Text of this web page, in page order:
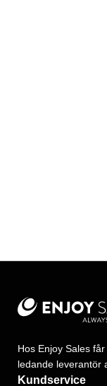
Hos Enjoy Sales
ledande leverantör
Kundservice